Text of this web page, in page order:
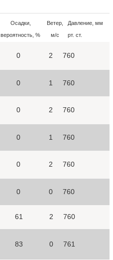
Осадки,
вероятность, %
Ветер,
м/с
Давление, мм
рт. ст.
0 2 760
0 1 760
0 2 760
0 1 760
0 2 760
0 0 760
61 2 760
83 0 761